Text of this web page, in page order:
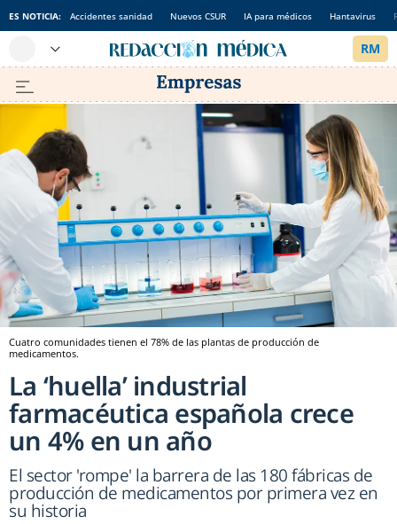
ES NOTICIA: Accidentes sanidad Nuevos CSUR IA para médicos Hantavirus
Cuatro comunidades tienen el 78% de las plantas de producción de
medicamentos.
La ‘huella’ industrial
farmacéutica española crece
un 4% en un año
El sector 'rompe' la barrera de las 180 fábricas de
producción de medicamentos por primera vez en
su historia